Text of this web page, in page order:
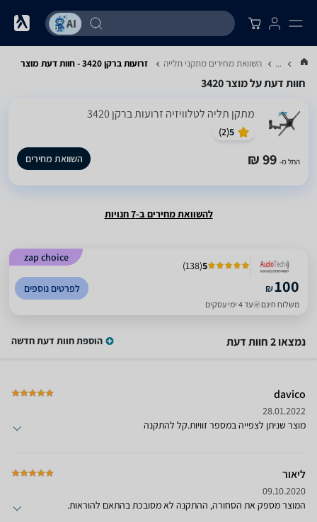
... השוואת מחירים מתקני תלייה זרועות ברקן 3420 - חוות דעת מוצר
חוות דעת על מוצר 3420
‏מתקן תליה לטלוויזיה ‏זרועות ברקן 3420
5
(
2
)
החל מ- 99 ₪ השוואת מחירים
להשוואת מחירים ב-7 חנויות
zap choice
5
(
138
)
₪100
משלוח חינם עד 4 ימי עסקים
לפרטים נוספים
נמצאו 2 חוות דעת הוספת חוות דעת חדשה
davico
28.01.2022
מוצר שניתן לצפייה במספר זוויות.קל להתקנה
ליאור
09.10.2020
המוצר מספק את הסחורה, ההתקנה לא מסובכת בהתאם להוראות.